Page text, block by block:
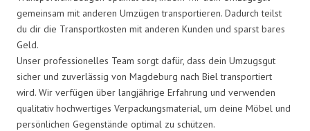
gemeinsam mit anderen Umzügen transportieren. Dadurch teilst
du dir die Transportkosten mit anderen Kunden und sparst bares
Geld.
Unser professionelles Team sorgt dafür, dass dein Umzugsgut
sicher und zuverlässig von Magdeburg nach Biel transportiert
wird. Wir verfügen über langjährige Erfahrung und verwenden
qualitativ hochwertiges Verpackungsmaterial, um deine Möbel und
persönlichen Gegenstände optimal zu schützen.